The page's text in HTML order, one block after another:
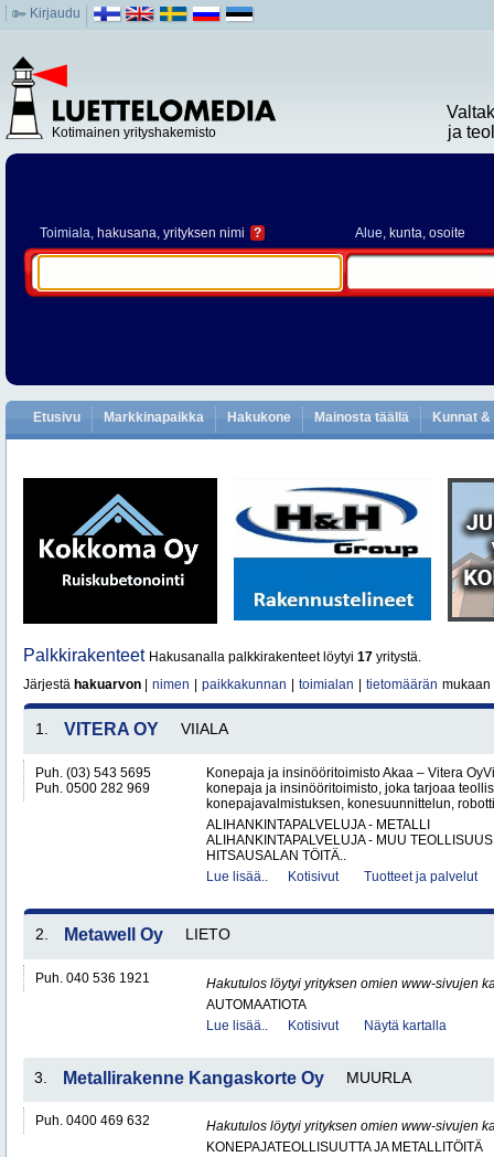
Kirjaudu
Kotimainen yrityshakemisto
ja
Toimiala, hakusana, yrityksen nimi ? Alue, kunta, osoite
Etusivu Markkinapaikka Hakukone Mainosta täällä Kunnat
Palkkirakenteet Hakusanalla palkkirakenteet löytyi 17 yritystä.
Järjestä hakuarvon nimen paikkakunnan toimialan tietomäärän mukaan
1. VITERA OY VIIALA
Puh. (03) 543 5695
Puh. 0500 282 969
Konepaja ja insinööritoimisto Akaa – Vitera
konepaja ja insinööritoimisto, joka tarjoaa
konepajavalmistuksen, konesuunnittelun,
ALIHANKINTAPALVELUJA - METALLI
ALIHANKINTAPALVELUJA - MUU TEOLLISUUS
HITSAUSALAN TÖITÄ..
Lue lisää..
Kotisivut Tuotteet ja palvelut
2. Metawell Oy LIETO
Puh. 040 536 1921
Hakutulos löytyi yrityksen omien www-sivujen
AUTOMAATIOTA
Lue lisää..
Kotisivut Näytä kartalla
3. Metallirakenne Kangaskorte Oy MUURLA
Puh. 0400 469 632
Hakutulos löytyi yrityksen omien www-sivujen
KONEPAJATEOLLISUUTTA JA METALLITÖITÄ